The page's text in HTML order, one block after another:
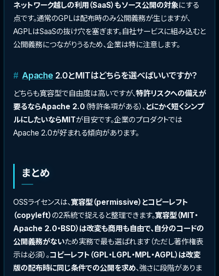
ネットワーク越しの利用（SaaS）もソース公開の対象にする
点です。通常のGPLは配布時のみ公開義務が生じますが、
AGPLはSaaSの抜け穴を塞ぎます。自社サービスに組み込むと
公開義務につながりうるため、企業は特に注意します。
Apache 2.0とMITはどちらを選べばいいですか？
どちらも寛容型で自由度は高いですが、特許リスクへの備えが
要るならApache 2.0 （特許条項がある）、 とにかく短くシンプ
ルにしたいならMITが目安です。企業のプロダクトでは
Apache 2.0が好まれる傾向があります。
まとめ
OSSライセンスは、寛容型（permissive）とコピーレフト
（copyleft） の2系統で捉えると整理できます。寛容型（MIT・
Apache 2.0・BSD）は改変も商用も自由で、自分のコードの
公開義務がないため実務で最も選ばれます（ただし著作権表
示は必須）。コピーレフト（GPL・LGPL・MPL・AGPL）は改変
版の配布時に同じ条件での公開を求め、強さに段階がありま